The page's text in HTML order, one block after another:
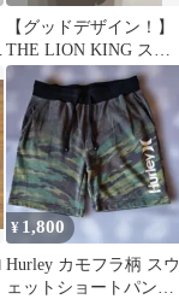
【グッドデザイン！】
THE LION KING スカ
ー Tシャツ 希少
¥ 1,800
Hurley カモフラ柄 スウ
ェットショートパンツ